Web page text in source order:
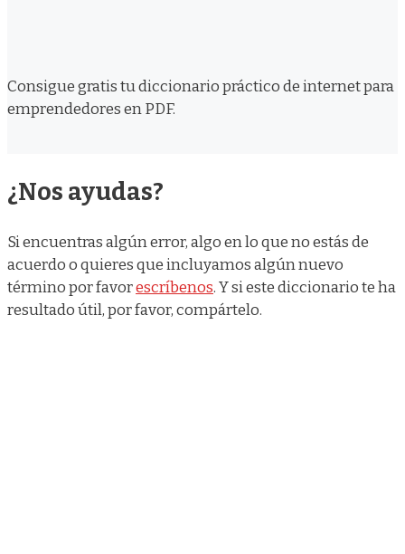
Consigue gratis tu diccionario práctico de internet para
emprendedores en PDF.
¿Nos ayudas?
Si encuentras algún error, algo en lo que no estás de
acuerdo o quieres que incluyamos algún nuevo
término por favorescríbenos. Y si este diccionario te ha
resultado útil, por favor, compártelo.